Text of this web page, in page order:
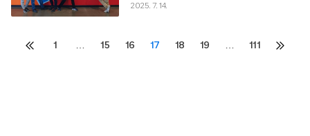
2025. 7. 14.
Posts
이전
1 … 15 16 17 18 19 … 111
다음